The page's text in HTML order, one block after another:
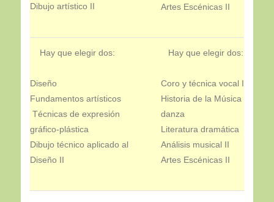
Dibujo artístico II
Artes Escénicas II
Hay que elegir dos:
Diseño
Fundamentos artísticos
Técnicas de expresión
gráfico-plástica
Dibujo técnico aplicado al
Diseño II
Hay que elegir dos:
Coro y técnica vocal II
Historia de la Música y la
danza
Literatura dramática
Análisis musical II
Artes Escénicas II